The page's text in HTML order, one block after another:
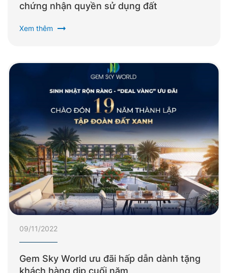
chứng nhận quyền sử dụng đất
Xem thêm arrow_right_alt
09/11/2022
Gem Sky World ưu đãi hấp dẫn dành tặng
khách hàng dịp cuối năm